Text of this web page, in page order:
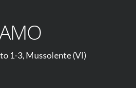
1-3, Mussolente (VI)